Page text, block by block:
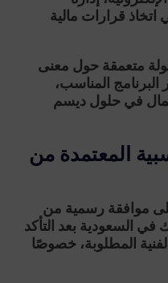
قرارات مالية
متعمقة حول معنى
البرنامج المناسب،
في حلول ديسم
المعتمدة من
موافقة رسمية من
في السعودية بعد التأكد
المطلوبة، خصوصًا